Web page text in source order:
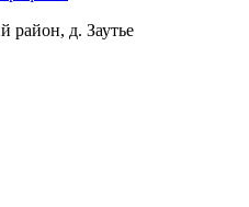
район, д. Заутье